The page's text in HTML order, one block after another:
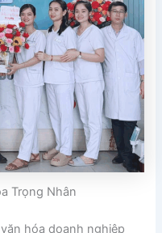
Trọng Nhân
hóa doanh nghiệp